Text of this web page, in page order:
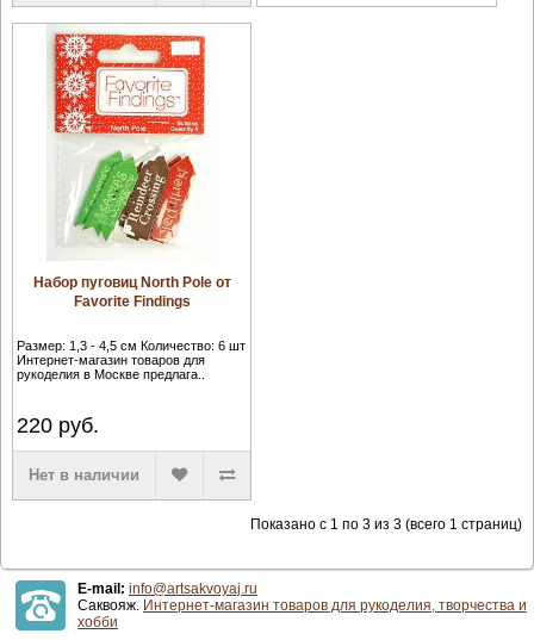
Набор пуговиц North Pole от
Favorite Findings
Размер: 1,3 - 4,5 см Количество: 6 шт
Интернет-магазин товаров для
рукоделия в Москве предлага..
220руб.
Нет в наличии
Показано с 1 по 3 из 3 (всего 1 страниц)
E-mail: info@artsakvoyaj.ru
Саквояж. Интернет-магазин товаров для рукоделия, творчества и
хобби